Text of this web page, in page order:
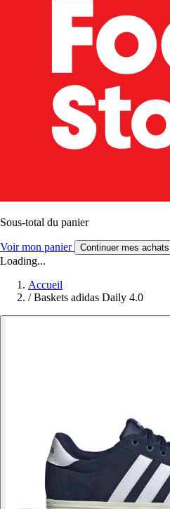
Sous-total du panier
Voir mon panier Continuer mes achats
Loading...
Accueil
/ Baskets adidas Daily 4.0